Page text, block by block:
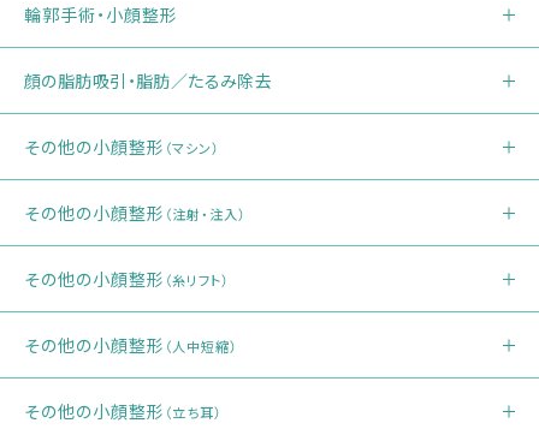
輪郭手術・小顔整形
顔の脂肪吸引・脂肪／たるみ除去
その他の小顔整形 （マシン）
その他の小顔整形 （注射・注入）
その他の小顔整形 （糸リフト）
その他の小顔整形 （人中短縮）
その他の小顔整形 （立ち耳）